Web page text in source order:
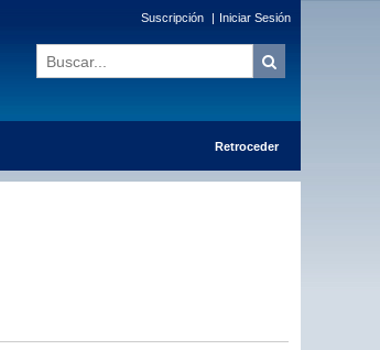
Suscripción | Iniciar Sesión
Retroceder